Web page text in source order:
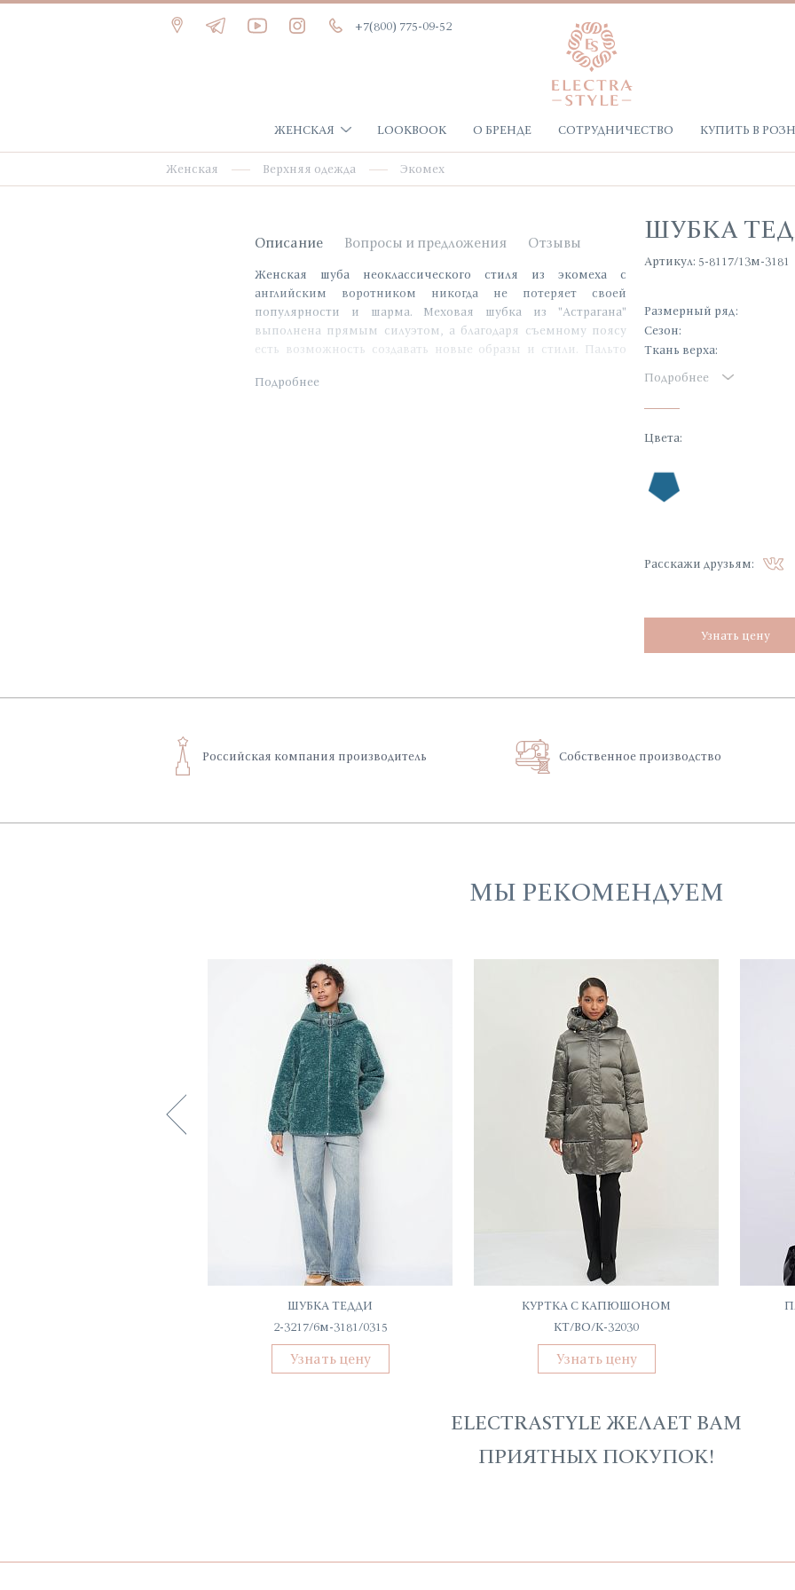
+7(800) 775-09-52
ЖЕНСКАЯ LOOKBOOK О БРЕНДЕ СОТРУДНИЧЕСТВО КУПИТЬ В
Женская Верхняя одежда Экомех
Описание Вопросы и предложения Отзывы
Женская шуба неоклассического стиля из экомеха с
английским воротником никогда не потеряет своей
популярности и шарма. Меховая шубка из "Астрагана"
выполнена прямым силуэтом, а благодаря съемному поясу
есть возможность создавать новые образы и стили. Пальто
экомеха длинные, бархатистые на ощупь. Карманы прорезные
Подробнее
ШУБКА
Артикул: 5-8117/13м-3181
Размерный ряд:
Сезон:
Ткань верха:
Подробнее
Цвета:
Расскажи друзьям:
Узнать цену
Российская компания производитель Собственное производство
МЫ РЕКОМЕНДУЕМ
ШУБКА ТЕДДИ
2-3217/6м-3181/0315
Узнать цену
КУРТКА С КАПЮШОНОМ
КТ/ВО/К-32030
Узнать цену
ELECTRASTYLE ЖЕЛАЕТ ВАМ
ПРИЯТНЫХ ПОКУПОК!